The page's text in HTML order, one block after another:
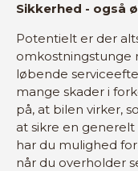
Sikkerhed - også
Potentielt er der
omkostningstunge
løbende
mange skader i
på, at bilen virker,
at sikre en
har du mulighed
når du overholder